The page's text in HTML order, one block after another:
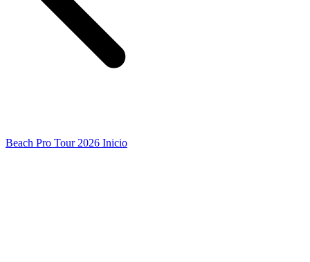
Beach Pro Tour 2026 Inicio